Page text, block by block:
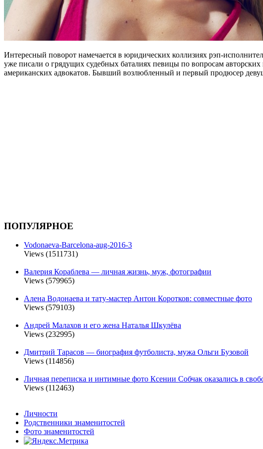
Интересный поворот намечается в юридических коллизиях рэп-
уже писали о грядущих судебных баталиях певицы по вопросам
американских адвокатов. Бывший возлюбленный и первый продюсер
ПОПУЛЯРНОЕ
Vodonaeva-Barcelona-aug-2016-3
Views (1511731)
Валерия Кораблева — личная жизнь, муж, фотографии
Views (579965)
Алена Водонаева и тату-мастер Антон Коротков: совместные фото
Views (579103)
Андрей Малахов и его жена Наталья Шкулёва
Views (232995)
Дмитрий Тарасов — биография футболиста, мужа Ольги Бузовой
Views (114856)
Личная переписка и интимные фото Ксении Собчак оказались в
Views (112463)
Личности
Родственники знаменитостей
Фото знаменитостей